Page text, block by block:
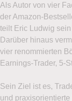
LYNX mir
Angeboten,
mich
oder per E-
abmelden,
entstehen.
Als Autor von vier
der Amazon-
teilt Eric Ludwig
Darüber hinaus
vier renommierten
Earnings-Trader, 5-
Sein Ziel ist es,
und